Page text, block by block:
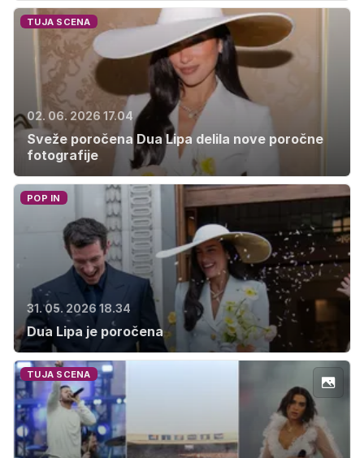
TUJA SCENA
02. 06. 2026 17.04
Sveže poročena Dua Lipa delila nove poročne
fotografije
POP IN
31. 05. 2026 18.34
Dua Lipa je poročena
TUJA SCENA